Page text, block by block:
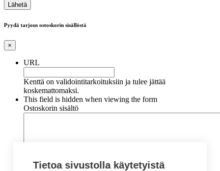
Pyydä tarjous ostoskorin sisällöstä
×
URL
Kenttä on validointitarkoituksiin ja tulee jättää
koskemattomaksi.
This field is hidden when viewing the form
Ostoskorin sisältö
Tietoa sivustolla käytetyistä